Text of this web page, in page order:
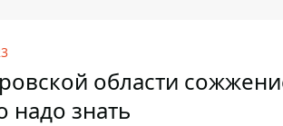
области
надо знать